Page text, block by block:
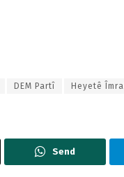
DEM Partî Heyetê
Send